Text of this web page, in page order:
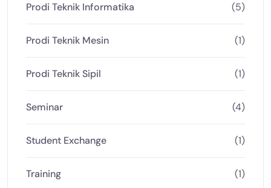
Prodi Teknik Informatika (5)
Prodi Teknik Mesin (1)
Prodi Teknik Sipil (1)
Seminar (4)
Student Exchange (1)
Training (1)